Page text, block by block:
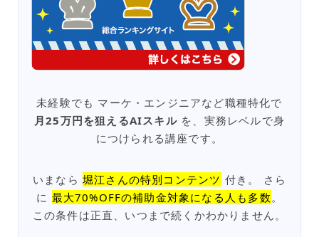
未経験でも マーケ・エンジニアなど職種特化で
月25万円を狙えるAIスキルを、実務レベルで身
につけられる講座です。
いまなら堀江さんの特別コンテンツ 付き。 さら
に 最大70%OFFの補助金対象になる人も多数。
この条件は正直、いつまで続くかわかりません。